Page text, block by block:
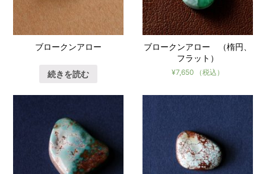
ブロークンアロー
続きを読む
ブロークンアロー （楕円、
フラット）
¥7,650 （税込）